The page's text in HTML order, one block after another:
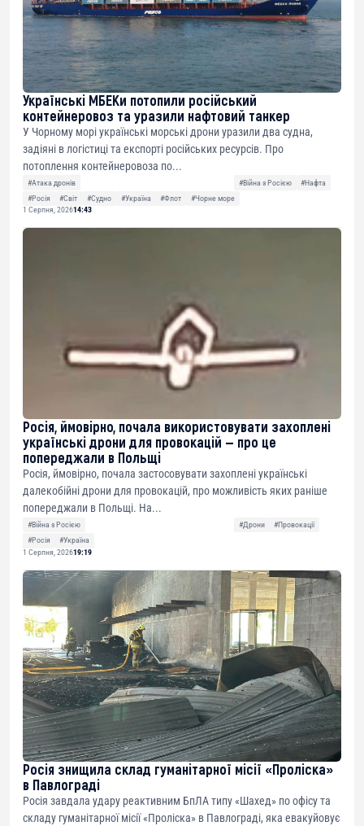
Українські МБЕКи потопили російський
контейнеровоз та уразили нафтовий танкер
У Чорному морі українські морські дрони уразили два судна,
задіяні в логістиці та експорті російських ресурсів. Про
потоплення контейнеровоза по...
#Атака дронів #Війна з Росією
#Нафта
#Росія
#Світ #Судно #Україна #Флот
#Чорне море
1 Серпня, 202614:43
Росія, ймовірно, почала використовувати захоплені
українські дрони для провокацій — про це
попереджали в Польщі
Росія, ймовірно, почала застосовувати захоплені українські
далекобійні дрони для провокацій, про можливість яких раніше
попереджали в Польщі. На...
#Війна з Росією #Дрони
#Провокації
#Росія
#Україна
1 Серпня, 202619:19
Росія знищила склад гуманітарної місії «Проліска»
в Павлограді
Росія завдала удару реактивним БпЛА типу «Шахед» по офісу та
складу гуманітарної місії «Проліска» в Павлограді, яка евакуйовує